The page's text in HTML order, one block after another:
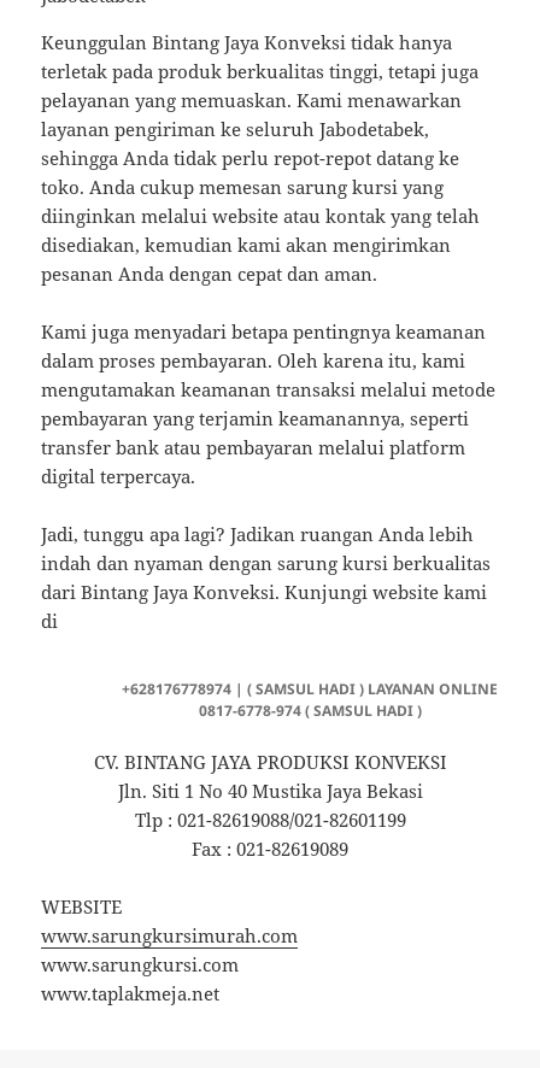
Keunggulan Bintang Jaya Konveksi tidak hanya
terletak pada produk berkualitas tinggi, tetapi juga
pelayanan yang memuaskan. Kami menawarkan
layanan pengiriman ke seluruh Jabodetabek,
sehingga Anda tidak perlu repot-repot datang ke
toko. Anda cukup memesan sarung kursi yang
diinginkan melalui website atau kontak yang telah
disediakan, kemudian kami akan mengirimkan
pesanan Anda dengan cepat dan aman.
Kami juga menyadari betapa pentingnya keamanan
dalam proses pembayaran. Oleh karena itu, kami
mengutamakan keamanan transaksi melalui metode
pembayaran yang terjamin keamanannya, seperti
transfer bank atau pembayaran melalui platform
digital terpercaya.
Jadi, tunggu apa lagi? Jadikan ruangan Anda lebih
indah dan nyaman dengan sarung kursi berkualitas
dari Bintang Jaya Konveksi. Kunjungi website kami
di
+628176778974 | ( SAMSUL HADI ) LAYANAN ONLINE
0817-6778-974 ( SAMSUL HADI )
CV. BINTANG JAYA PRODUKSI KONVEKSI
Jln. Siti 1 No 40 Mustika Jaya Bekasi
Tlp : 021-82619088/021-82601199
Fax : 021-82619089
WEBSITE
www.sarungkursimurah.com
www.sarungkursi.com
www.taplakmeja.net